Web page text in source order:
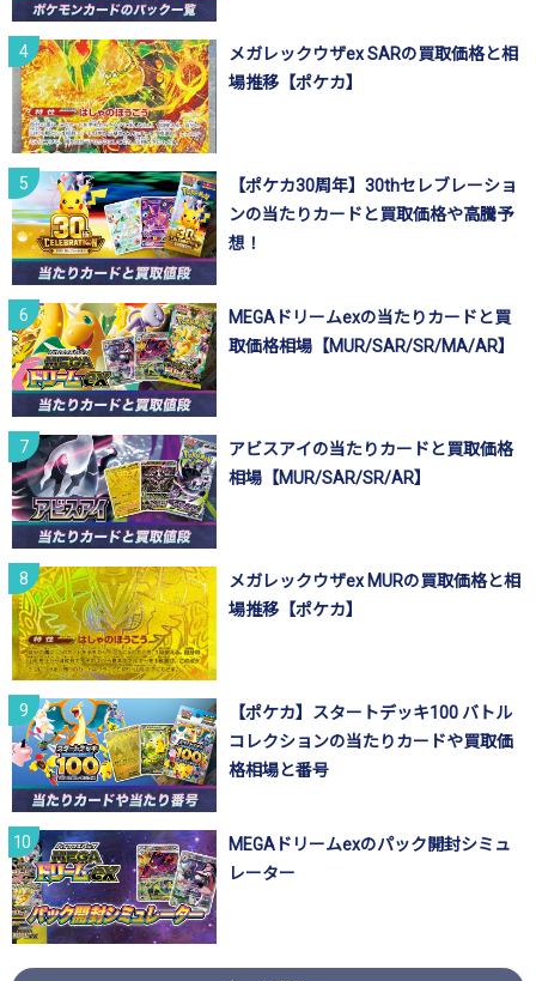
メガレックウザex SARの買取価格と相
場推移【ポケカ】
【ポケカ30周年】30thセレブレーショ
ンの当たりカードと買取価格や高騰予
想！
MEGAドリームexの当たりカードと買
取価格相場【MUR/SAR/SR/MA/AR】
アビスアイの当たりカードと買取価格
相場【MUR/SAR/SR/AR】
メガレックウザex MURの買取価格と相
場推移【ポケカ】
【ポケカ】スタートデッキ100 バトル
コレクションの当たりカードや買取価
格相場と番号
MEGAドリームexのパック開封シミュ
レーター